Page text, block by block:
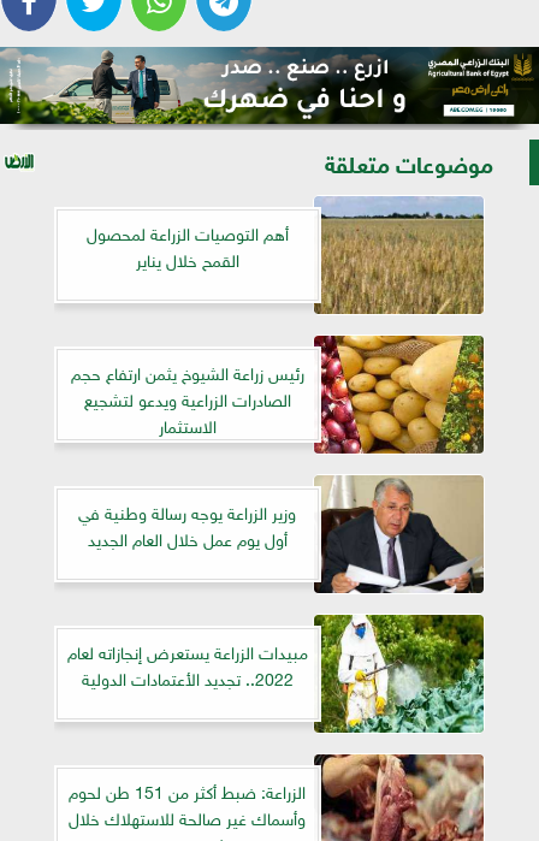
موضوعات متعلقة
أهم التوصيات الزراعة لمحصول
القمح خلال يناير
رئيس زراعة الشيوخ يثمن ارتفاع حجم
الصادرات الزراعية ويدعو لتشجيع
الاستثمار
وزير الزراعة يوجه رسالة وطنية في
أول يوم عمل خلال العام الجديد
مبيدات الزراعة يستعرض إنجازاته لعام
2022.. تجديد الأعتمادات الدولية
الزراعة: ضبط أكثر من 151 طن لحوم
وأسماك غير صالحة للاستهلاك خلال